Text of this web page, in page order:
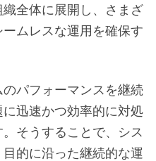
全体に展開し、さまざ
ムレスな運用を確保す
パフォーマンスを継続
迅速かつ効率的に対処
そうすることで、シス
的に沿った継続的な運